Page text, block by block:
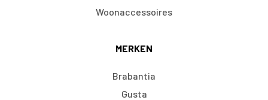
Woonaccessoires
MERKEN
Brabantia
Gusta